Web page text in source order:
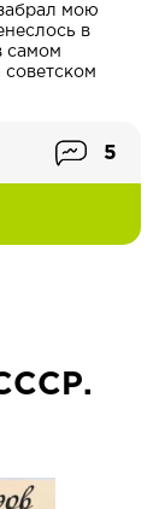
мою
в
самом
советском
5